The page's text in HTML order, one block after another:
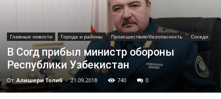
Главные новости Города и районы Происшествия/безопасность Соседи
В Согд прибыл министр обороны
Республики Узбекистан
От Алишери Толиб - 21.09.2018 740 0